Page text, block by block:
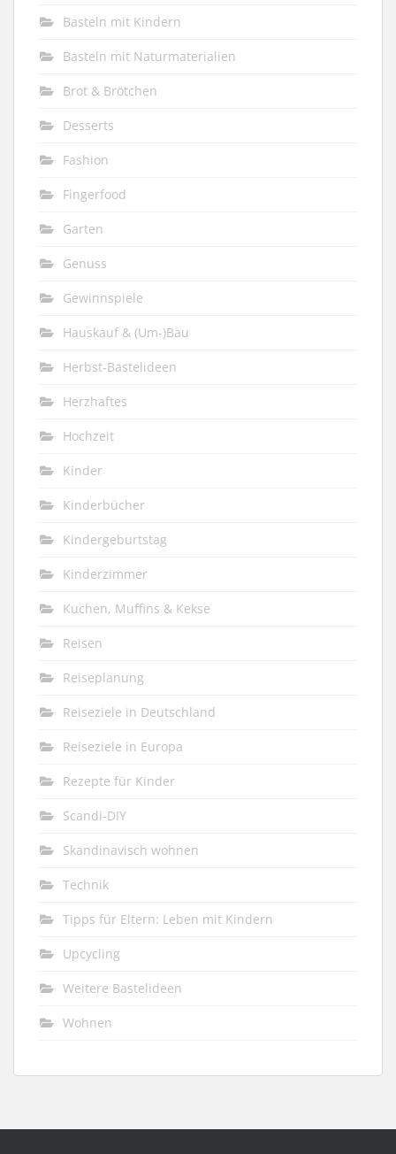
Basteln mit Kindern
Basteln mit Naturmaterialien
Brot & Brötchen
Desserts
Fashion
Fingerfood
Garten
Genuss
Gewinnspiele
Hauskauf & (Um-)Bau
Herbst-Bastelideen
Herzhaftes
Hochzeit
Kinder
Kinderbücher
Kindergeburtstag
Kinderzimmer
Kuchen, Muffins & Kekse
Reisen
Reiseplanung
Reiseziele in Deutschland
Reiseziele in Europa
Rezepte für Kinder
Scandi-DIY
Skandinavisch wohnen
Technik
Tipps für Eltern: Leben mit Kindern
Upcycling
Weitere Bastelideen
Wohnen